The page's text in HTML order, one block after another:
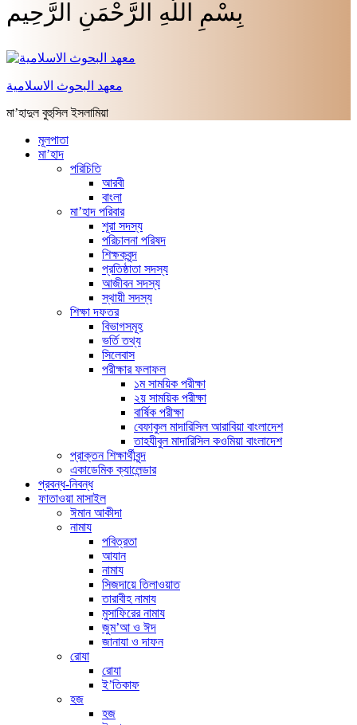
بِسْمِ اللَّهِ الرَّحْمَنِ الرَّحِيم
معهد البحوث الاسلامية
মা’হাদুল বুহুসিল ইসলামিয়া
মূলপাতা
মা’হাদ
পরিচিতি
আরবী
বাংলা
মা’হাদ পরিবার
শূরা সদস্য
পরিচালনা পরিষদ
শিক্ষকবৃন্দ
প্রতিষ্ঠাতা সদস্য
আজীবন সদস্য
স্থায়ী সদস্য
শিক্ষা দফতর
বিভাগসমূহ
ভর্তি তথ্য
সিলেবাস
পরীক্ষার ফলাফল
১ম সাময়িক পরীক্ষা
২য় সাময়িক পরীক্ষা
বার্ষিক পরীক্ষা
বেফাকুল মাদারিসিল আরাবিয়া বাংলাদেশ
তাহযীবুল মাদারিসিল কওমিয়া বাংলাদেশ
প্রাক্তন শিক্ষার্থীবৃন্দ
একাডেমিক ক্যালেন্ডার
প্রবন্ধ-নিবন্ধ
ফাতাওয়া মাসাইল
ঈমান আকীদা
নামায
পবিত্রতা
আযান
নামায
সিজদায়ে তিলাওয়াত
তারাবীহ নামায
মুসাফিরের নামায
জুম’আ ও ঈদ
জানাযা ও দাফন
রোযা
রোযা
ই’তিকাফ
হজ
হজ